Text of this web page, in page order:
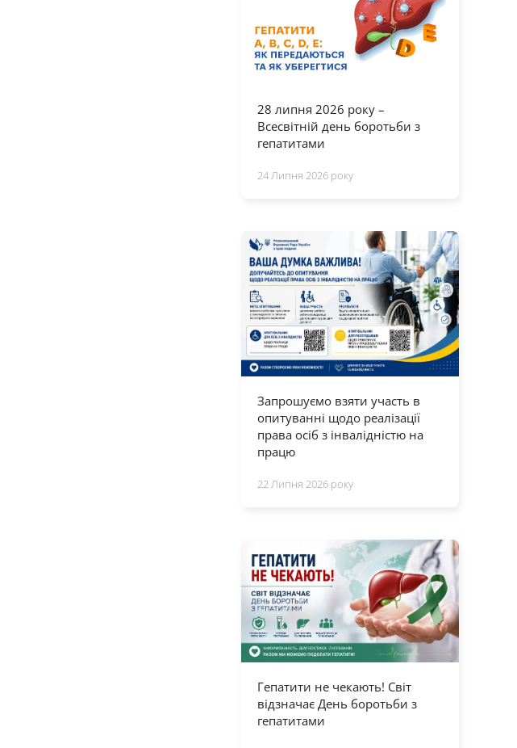
28 липня 2026 року –
Всесвітній день боротьби з
гепатитами
24 Липня 2026 року
Запрошуємо взяти участь в
опитуванні щодо реалізації
права осіб з інвалідністю на
працю
22 Липня 2026 року
Гепатити не чекають! Світ
відзначає День боротьби з
гепатитами